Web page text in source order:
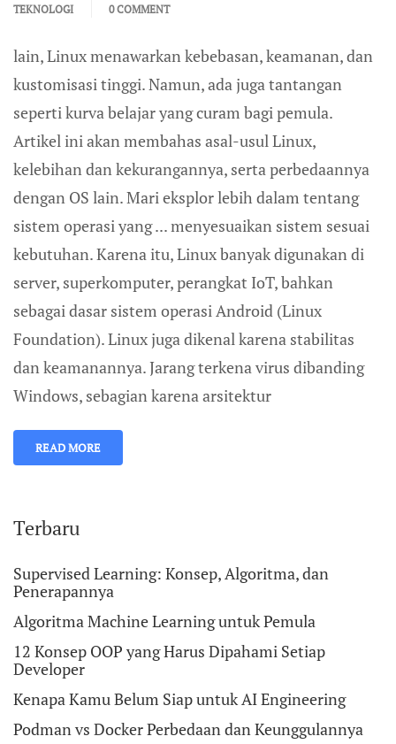
TEKNOLOGI
0 COMMENT
lain, Linux menawarkan kebebasan, keamanan, dan
kustomisasi tinggi. Namun, ada juga tantangan
seperti kurva belajar yang curam bagi pemula.
Artikel ini akan membahas asal-usul Linux,
kelebihan dan kekurangannya, serta perbedaannya
dengan OS lain. Mari eksplor lebih dalam tentang
sistem operasi yang ... menyesuaikan sistem sesuai
kebutuhan. Karena itu, Linux banyak digunakan di
server, superkomputer, perangkat IoT, bahkan
sebagai dasar sistem operasi Android (Linux
Foundation). Linux juga dikenal karena stabilitas
dan keamanannya. Jarang terkena virus dibanding
Windows, sebagian karena arsitektur
READ MORE
Terbaru
Supervised Learning: Konsep, Algoritma, dan
Penerapannya
Algoritma Machine Learning untuk Pemula
12 Konsep OOP yang Harus Dipahami Setiap
Developer
Kenapa Kamu Belum Siap untuk AI Engineering
Podman vs Docker Perbedaan dan Keunggulannya